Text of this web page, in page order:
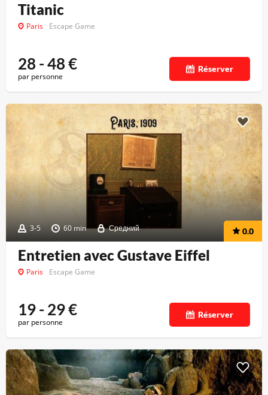
Titanic
Paris Escape Game
28 - 48€
par personne
Réserver
3-5 60 min Средний 0.0
Entretien avec Gustave Eiffel
Paris Escape Game
19 - 29€
par personne
Réserver